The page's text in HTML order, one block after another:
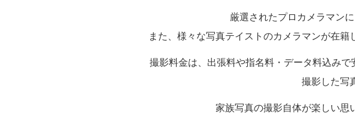
厳選されたプロカメラマン
また、様々な写真テイストのカメラマンが在
撮影料金は、出張料や指名料・データ料込み
撮影した写
家族写真の撮影自体が楽しい思